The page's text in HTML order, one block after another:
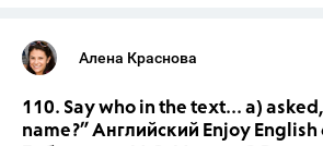
Алена Краснова
110. Say who in the text... a)
name?” Английский Enjoy English